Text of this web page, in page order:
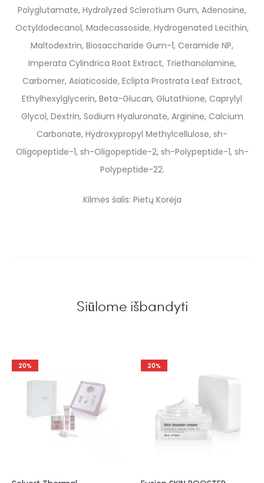
Polyglutamate, Hydrolyzed Sclerotium Gum, Adenosine,
Octyldodecanol, Madecassoside, Hydrogenated Lecithin,
Maltodextrin, Biosaccharide Gum-1, Ceramide NP,
Imperata Cylindrica Root Extract, Triethanolamine,
Carbomer, Asiaticoside, Eclipta Prostrata Leaf Extract,
Ethylhexylglycerin, Beta-Glucan, Glutathione, Caprylyl
Glycol, Dextrin, Sodium Hyaluronate, Arginine, Calcium
Carbonate, Hydroxypropyl Methylcellulose, sh-
Oligopeptide-1, sh-Oligopeptide-2, sh-Polypeptide-1, sh-
Polypeptide-22.
Kilmės šalis: Pietų Korėja
Siūlome išbandyti
20% 20%